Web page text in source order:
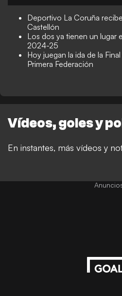
Deportivo La Coruña
Castellón
Los dos ya tienen un lugar
2024-25
Hoy juegan la ida de la
Primera Federación
Vídeos, goles y
En instantes, más vídeos y